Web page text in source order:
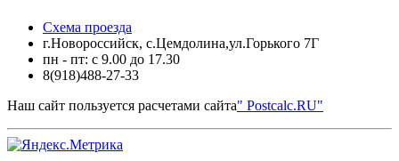
Схема проезда
г.Новороссийск, с.Цемдолина,ул.Горького 7Г
пн - пт: с 9.00 до 17.30
8(918)488-27-33
Наш сайт пользуется расчетами сайта" Postcalc.RU"